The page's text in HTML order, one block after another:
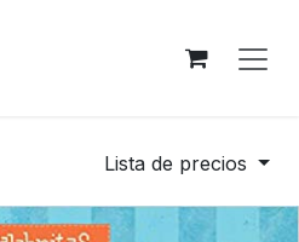
Lista de precios